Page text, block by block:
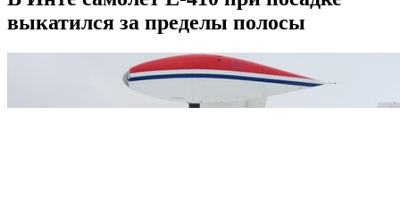
выкатился за пределы полосы